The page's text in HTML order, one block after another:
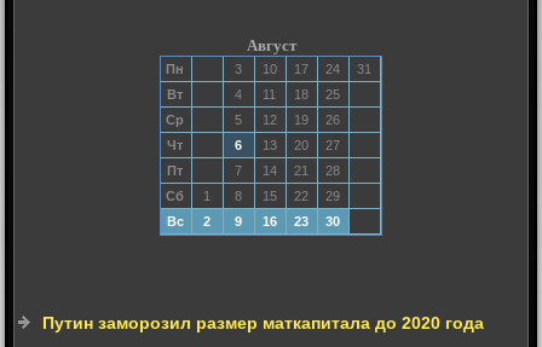
Август
Пн 3 10 17 24
31
Вт
4 11 18
25
Ср
5 12 19
26
Чт
6 13 20
27
Пт
7 14 21
28
Сб
1 8 15 22
29
Вс
2 9 16 23 30
Путин заморозил размер маткапитала до 2020 года